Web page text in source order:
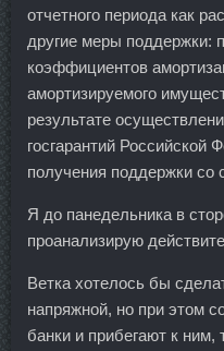
отчетного периода как
другие меры
коэффициентов
амортизируемого
результате
госгарантий Российской
получения поддержки со
Я до панедельника в
проанализирую
Ветка хотелось бы
напряжной, но при этом
банки и прибегают к ним,